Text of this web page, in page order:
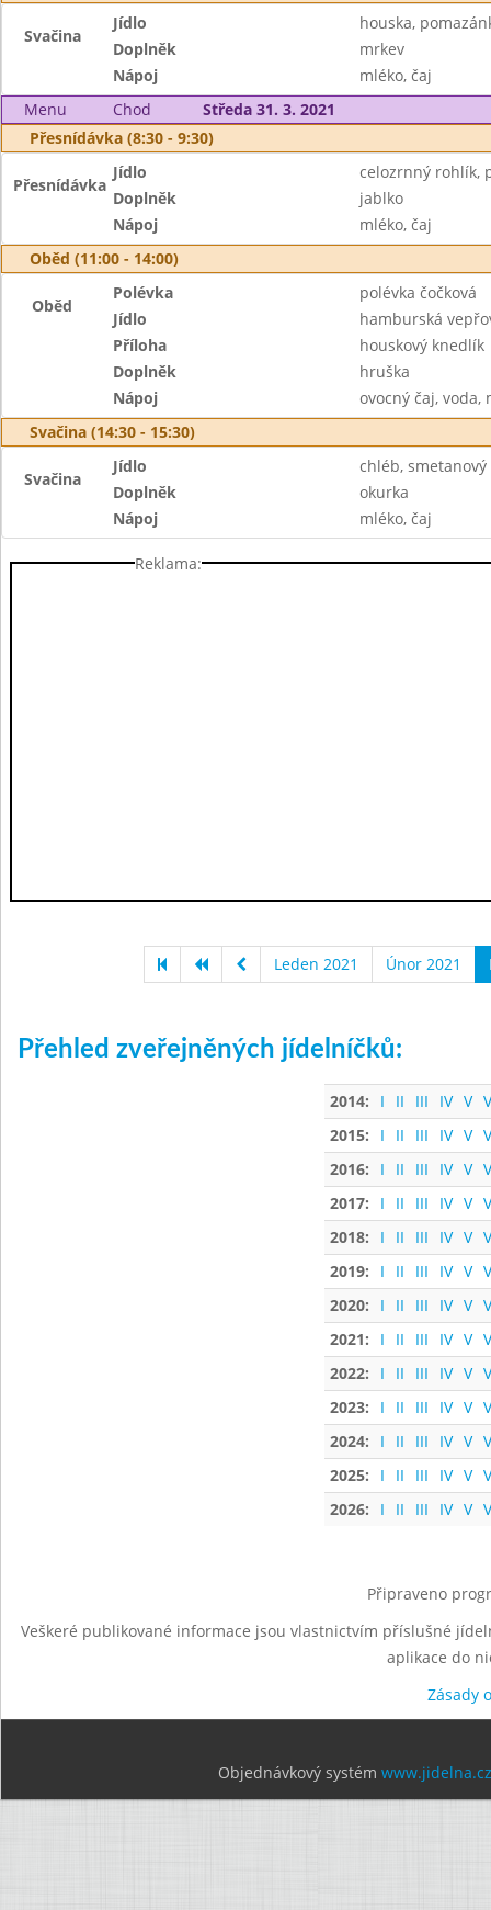
Svačina
Jídlo
houska,
Doplněk
mrkev
Nápoj
mléko, čaj
Menu
Chod
Středa 31. 3. 2021
Přesnídávka (8:30 - 9:30)
Přesnídávka
Jídlo
celozrnný rohlík,
Doplněk
jablko
Nápoj
mléko, čaj
Oběd (11:00 - 14:00)
Oběd
Polévka
polévka čočková
Jídlo
hamburská
Příloha
houskový knedlík
Doplněk
hruška
Nápoj
ovocný čaj, voda,
Svačina (14:30 - 15:30)
Svačina
Jídlo
chléb, smetanový
Doplněk
okurka
Nápoj
mléko, čaj
Reklama:
Leden 2021 Únor 2021
Přehled zveřejněných jídelníčků:
2014: I II III IV V
2015:
I II III IV V
2016:
I II III IV V
2017:
I II III IV V
2018:
I II III IV V
2019:
I II III IV V
2020:
I II III IV V
2021:
I II III IV V
2022:
I II III IV V
2023:
I II III IV V
2024:
I II III IV V
2025:
I II III IV V
2026:
I II III IV V
Připraveno
Veškeré publikované informace jsou vlastnictvím příslušné
aplikace do
Zásady
Objednávkový systém www.jidelna.cz